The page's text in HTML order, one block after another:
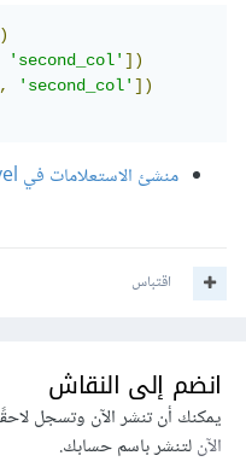
)
'second_col'])
, 'second_col'])
منشئ الاستعلامات في Laravel
اقتباس
انضم إلى النقاش
يمكنك أن تنشر الآن وتسجل
الآنلتنشر باسم حسابك.